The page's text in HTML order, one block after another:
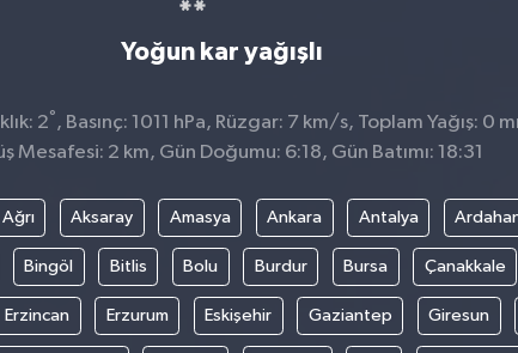
Yoğun kar yağışlı
2° , Basınç: 1011 hPa, Rüzgar: 7 km/s, Toplam Yağış: 0
Mesafesi: 2 km, Gün Doğumu: 6:18, Gün Batımı: 18:31
Ağrı Aksaray Amasya Ankara Antalya
Bingöl Bitlis Bolu Burdur Bursa Çanakkale
Erzincan Erzurum Eskişehir Gaziantep Giresun